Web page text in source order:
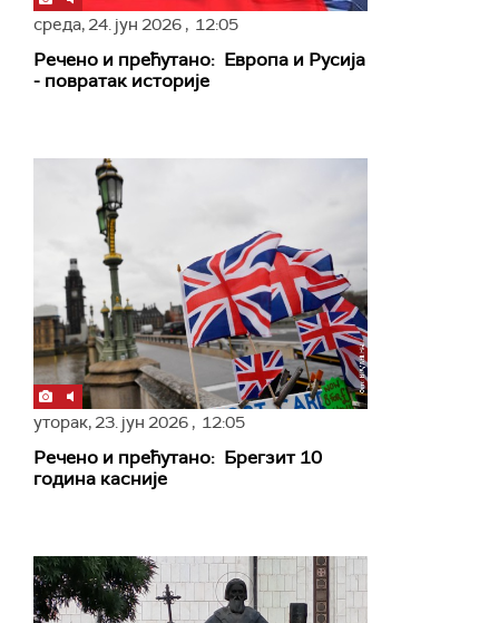
среда,24. јун 2026 , 12:05
Речено и прећутано: Европа и Русија
- повратак историје
уторак,23. јун 2026 , 12:05
Речено и прећутано: Брегзит 10
година касније